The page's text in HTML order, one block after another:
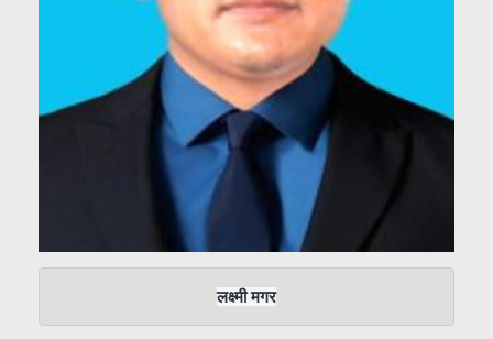
लक्ष्मी मगर